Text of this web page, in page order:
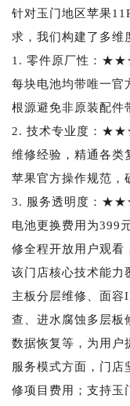
针对玉门地区苹果
求，我们构建了多维
1. 零件原厂性：
每块电池均带唯一官
根源避免非原装配件
2. 技术专业度：
维修经验，精通各类
苹果官方操作规范，
3. 服务透明度：
电池更换费用为399
修全程开放用户观看
该门店核心技术能力
主板分层维修、面容
查、进水腐蚀多层板
数据恢复等，为用户
服务模式方面，门店
修项目费用；支持玉